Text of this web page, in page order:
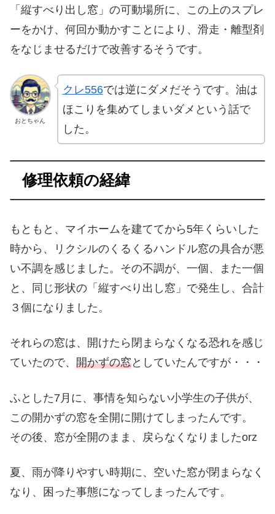
「縦すべり出し窓」の可動場所に、この上のスプレ
ーをかけ、何回か動かすことにより、滑走・離型剤
をなじませるだけで改善するそうです。
おとちゃん
クレ556では逆にダメだそうです。油は
ほこりを集めてしまいダメという話で
した。
修理依頼の経緯
もともと、マイホームを建ててから5年くらいした
時から、リクシルのくるくるハンドル窓の具合が悪
い不調を感じました。その不調が、一個、また一個
と、同じ形状の「縦すべり出し窓」で発生し、合計
３個になりました。
それらの窓は、開けたら閉まらなくなる恐れを感じ
ていたので、 開かずの窓としていたんですが・・・
ふとした7月に、事情を知らない小学生の子供が、
この開かずの窓を全開に開けてしまったんです。
その後、窓が全開のまま、戻らなくなりましたorz
夏、雨が降りやすい時期に、空いた窓が閉まらなく
なり、困った事態になってしまったんです。